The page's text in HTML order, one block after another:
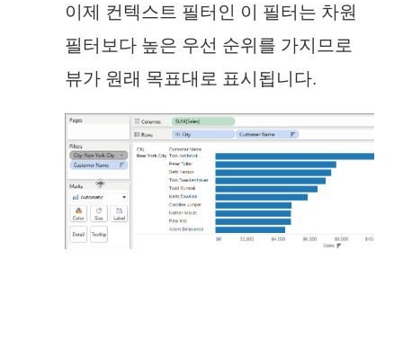
이제 컨텍스트 필터인 이 필터는 차원
필터보다 높은 우선 순위를 가지므로
뷰가 원래 목표대로 표시됩니다.